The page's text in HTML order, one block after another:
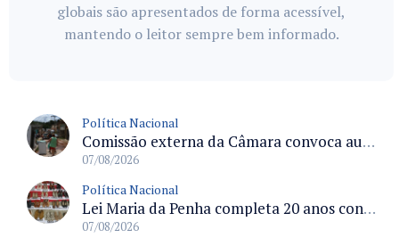
globais são apresentados de forma acessível,
mantendo o leitor sempre bem informado.
Política Nacional
Comissão externa da Câmara convoca audiência pública sobre chuvas na Zona da Mata de Minas Gerais e impactos em Juiz de Fora
07/08/2026
Política Nacional
Lei Maria da Penha completa 20 anos consolidada como norma de proteção e medidas protetivas no Brasil
07/08/2026